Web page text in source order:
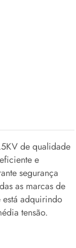
de qualidade
e
segurança
as marcas de
adquirindo
tensão.